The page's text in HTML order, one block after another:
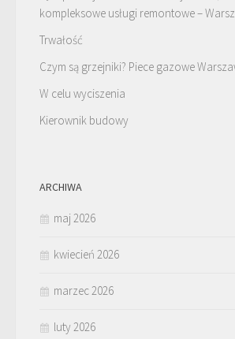
kompleksowe usługi remontowe –
Trwałość
Czym są grzejniki? Piece gazowe
W celu wyciszenia
Kierownik budowy
ARCHIWA
maj 2026
kwiecień 2026
marzec 2026
luty 2026